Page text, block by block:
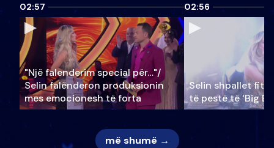
02:57
"Një falenderim special për…"/
Selin falënderon produksionin
mes emocionesh të forta
02:56
Selin shpallet
të pestë të ‘Big
më shumë →